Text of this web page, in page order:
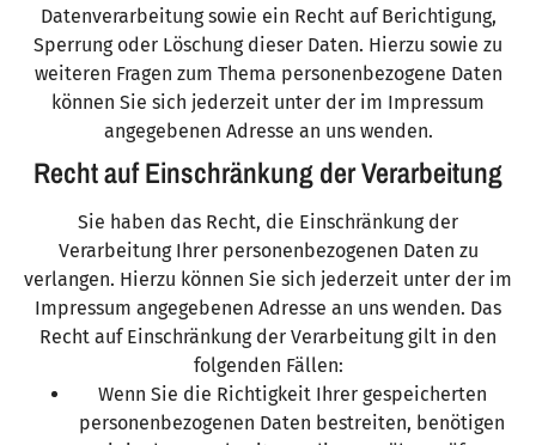
Datenverarbeitung sowie ein Recht auf Berichtigung,
Sperrung oder Löschung dieser Daten. Hierzu sowie zu
weiteren Fragen zum Thema personenbezogene Daten
können Sie sich jederzeit unter der im Impressum
angegebenen Adresse an uns wenden.
Recht auf Einschränkung der Verarbeitung
Sie haben das Recht, die Einschränkung der
Verarbeitung Ihrer personenbezogenen Daten zu
verlangen. Hierzu können Sie sich jederzeit unter der im
Impressum angegebenen Adresse an uns wenden. Das
Recht auf Einschränkung der Verarbeitung gilt in den
folgenden Fällen:
Wenn Sie die Richtigkeit Ihrer gespeicherten
personenbezogenen Daten bestreiten, benötigen